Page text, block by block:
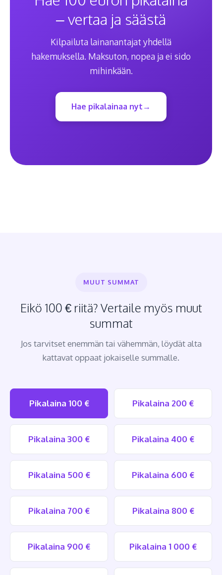
– vertaa ja säästä
Kilpailuta lainanantajat yhdellä
hakemuksella. Maksuton, nopea ja ei sido
mihinkään.
Hae pikalainaa nyt
MUUT SUMMAT
Eikö 100 € riitä? Vertaile myös muut
summat
Jos tarvitset enemmän tai vähemmän, löydät alta
kattavat oppaat jokaiselle summalle.
Pikalaina 100 € Pikalaina 200 €
Pikalaina 300 € Pikalaina 400 €
Pikalaina 500 € Pikalaina 600 €
Pikalaina 700 € Pikalaina 800 €
Pikalaina 900 € Pikalaina 1 000 €